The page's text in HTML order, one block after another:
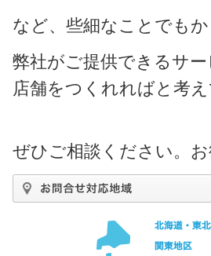
など、些細なことでもか
弊社がご提供できるサ
店舗をつくれればと考え
ぜひご相談ください。